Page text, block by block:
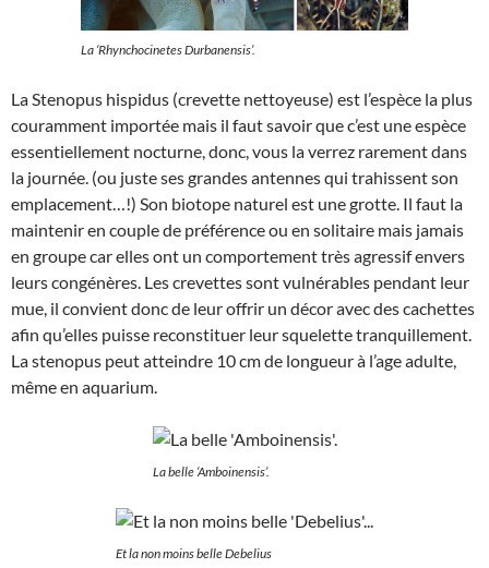
La ‘Rhynchocinetes Durbanensis’.
La Stenopus hispidus (crevette nettoyeuse) est l’espèce la plus
couramment importée mais il faut savoir que c’est une espèce
essentiellement nocturne, donc, vous la verrez rarement dans
la journée. (ou juste ses grandes antennes qui trahissent son
emplacement…!) Son biotope naturel est une grotte. Il faut la
maintenir en couple de préférence ou en solitaire mais jamais
en groupe car elles ont un comportement très agressif envers
leurs congénères. Les crevettes sont vulnérables pendant leur
mue, il convient donc de leur offrir un décor avec des cachettes
afin qu’elles puisse reconstituer leur squelette tranquillement.
La stenopus peut atteindre 10 cm de longueur à l’age adulte,
même en aquarium.
La belle ‘Amboinensis’.
Et la non moins belle Debelius